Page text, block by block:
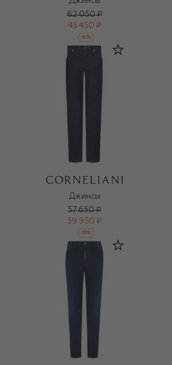
62 050 ₽
43 450 ₽
-30%
Джинсы
57 650 ₽
39 950 ₽
-30%